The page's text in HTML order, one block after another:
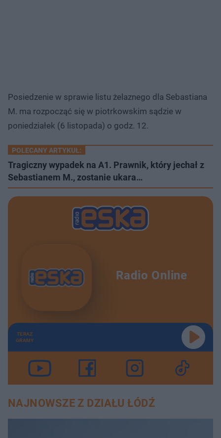
Posiedzenie w sprawie listu żelaznego dla Sebastiana
M. ma rozpocząć się w piotrkowskim sądzie w
poniedziałek (6 listopada) o godz. 12.
POLECANY ARTYKUŁ:
Tragiczny wypadek na A1. Prawnik, który jechał z
Sebastianem M., zostanie ukara…
Radio Online
TERAZ
GRAMY
NAJNOWSZE Z DZIAŁU ŁÓDŹ